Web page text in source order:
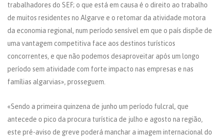
trabalhadores do SEF; o que está em causa é o direito ao trabalho
de muitos residentes no Algarve e o retomar da atividade motora
da economia regional, num período sensível em que o país dispõe de
uma vantagem competitiva face aos destinos turísticos
concorrentes, e que não podemos desaproveitar após um longo
período sem atividade com forte impacto nas empresas e nas
famílias algarvias», prosseguem.
«Sendo a primeira quinzena de junho um período fulcral, que
antecede o pico da procura turística de julho e agosto na região,
este pré-aviso de greve poderá manchar a imagem internacional do